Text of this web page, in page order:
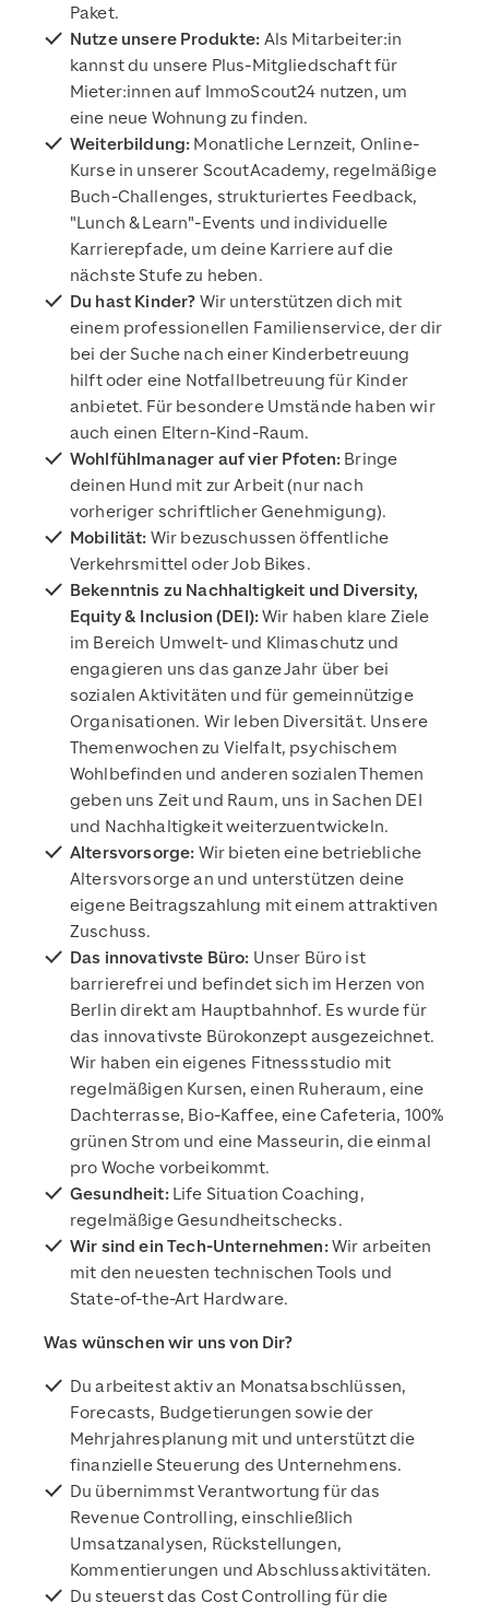
Paket.
Nutze unsere Produkte: Als Mitarbeiter:in
kannst du unsere Plus-Mitgliedschaft für
Mieter:innen auf ImmoScout24 nutzen, um
eine neue Wohnung zu finden.
Weiterbildung: Monatliche Lernzeit, Online-
Kurse in unserer ScoutAcademy, regelmäßige
Buch-Challenges, strukturiertes Feedback,
"Lunch & Learn"-Events und individuelle
Karrierepfade, um deine Karriere auf die
nächste Stufe zu heben.
Du hast Kinder? Wir unterstützen dich mit
einem professionellen Familienservice, der dir
bei der Suche nach einer Kinderbetreuung
hilft oder eine Notfallbetreuung für Kinder
anbietet. Für besondere Umstände haben wir
auch einen Eltern-Kind-Raum.
Wohlfühlmanager auf vier Pfoten: Bringe
deinen Hund mit zur Arbeit (nur nach
vorheriger schriftlicher Genehmigung).
Mobilität: Wir bezuschussen öffentliche
Verkehrsmittel oder Job Bikes.
Bekenntnis zu Nachhaltigkeit und Diversity,
Equity & Inclusion (DEI):Wir haben klare Ziele
im Bereich Umwelt- und Klimaschutz und
engagieren uns das ganze Jahr über bei
sozialen Aktivitäten und für gemeinnützige
Organisationen. Wir leben Diversität. Unsere
Themenwochen zu Vielfalt, psychischem
Wohlbefinden und anderen sozialen Themen
geben uns Zeit und Raum, uns in Sachen DEI
und Nachhaltigkeit weiterzuentwickeln.
Altersvorsorge: Wir bieten eine betriebliche
Altersvorsorge an und unterstützen deine
eigene Beitragszahlung mit einem attraktiven
Zuschuss.
Das innovativste Büro: Unser Büro ist
barrierefrei und befindet sich im Herzen von
Berlin direkt am Hauptbahnhof. Es wurde für
das innovativste Bürokonzept ausgezeichnet.
Wir haben ein eigenes Fitnessstudio mit
regelmäßigen Kursen, einen Ruheraum, eine
Dachterrasse, Bio-Kaffee, eine Cafeteria, 100%
grünen Strom und eine Masseurin, die einmal
pro Woche vorbeikommt.
Gesundheit: Life Situation Coaching,
regelmäßige Gesundheitschecks.
Wir sind ein Tech-Unternehmen:Wir arbeiten
mit den neuesten technischen Tools und
State-of-the-Art Hardware.
Was wünschen wir uns von Dir?
Du arbeitest aktiv an Monatsabschlüssen,
Forecasts, Budgetierungen sowie der
Mehrjahresplanung mit und unterstützt die
finanzielle Steuerung des Unternehmens.
Du übernimmst Verantwortung für das
Revenue Controlling, einschließlich
Umsatzanalysen, Rückstellungen,
Kommentierungen und Abschlussaktivitäten.
Du steuerst das Cost Controlling für die